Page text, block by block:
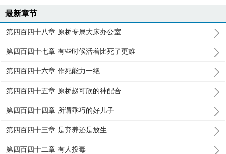
最新章节
第四百四十八章 原桥专属大床办公室
第四百四十七章 有些时候活着比死了更难
第四百四十六章 作死能力一绝
第四百四十五章 原桥赵可欣的神配合
第四百四十四章 所谓乖巧的好儿子
第四百四十三章 是弃养还是放生
第四百四十二章 有人投毒